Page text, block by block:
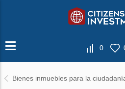
0
Bienes inmuebles para la